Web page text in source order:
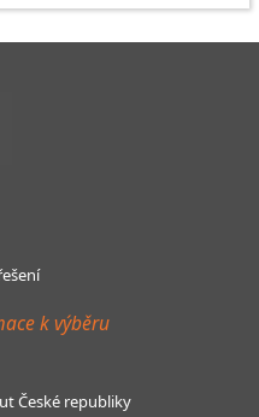
k výběru
České republiky